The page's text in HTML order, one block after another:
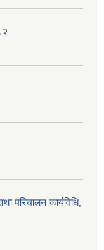
परिचालन कार्यविधि,